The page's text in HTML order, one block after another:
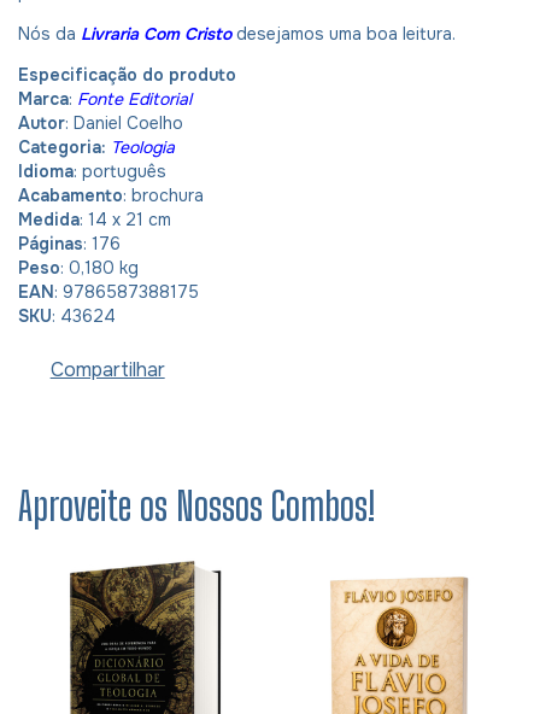
Nós da Livraria Com Cristodesejamos uma boa leitura.
Especificação do produto
Marca: Fonte Editorial
Autor: Daniel Coelho
Categoria: Teologia
Idioma: português
Acabamento: brochura
Medida: 14 x 21 cm
Páginas: 176
Peso: 0,180 kg
EAN: 9786587388175
SKU: 43624
Compartilhar
Aproveite os Nossos Combos!